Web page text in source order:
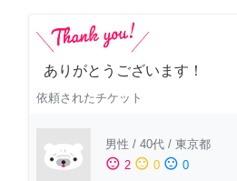
ありがとうございます！
依頼されたチケット
男性 / 40代 / 東京都
sentiment_satisfied 2 sentiment_neutral 0 sentiment_dissatisfied 0